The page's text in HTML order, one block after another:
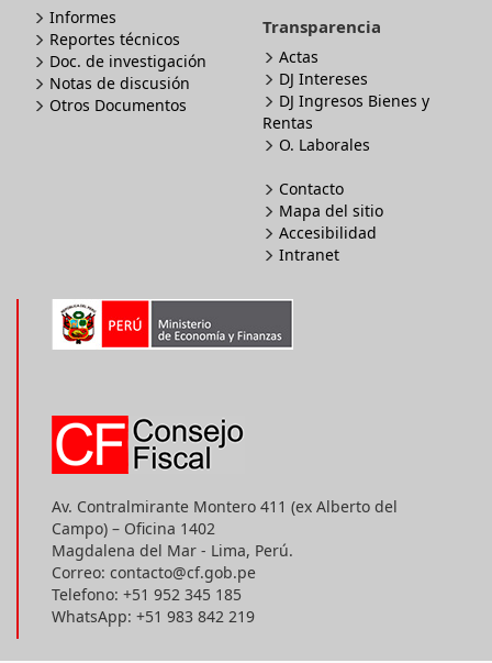
Informes
Reportes técnicos
Doc. de investigación
Notas de discusión
Otros Documentos
Transparencia
Actas
DJ Intereses
DJ Ingresos Bienes y
Rentas
O. Laborales
Contacto
Mapa del sitio
Accesibilidad
Intranet
Av. Contralmirante Montero 411 (ex Alberto del
Campo) – Oficina 1402
Magdalena del Mar - Lima, Perú.
Correo: contacto@cf.gob.pe
Telefono: +51 952 345 185
WhatsApp: +51 983 842 219